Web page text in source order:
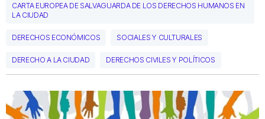
CARTA EUROPEA DE SALVAGUARDA DE LOS DERECHOS HUMANOS EN
LA CIUDAD
DERECHOS ECONÓMICOS SOCIALES Y CULTURALES
DERECHO A LA CIUDAD DERECHOS CIVILES Y POLÍTICOS